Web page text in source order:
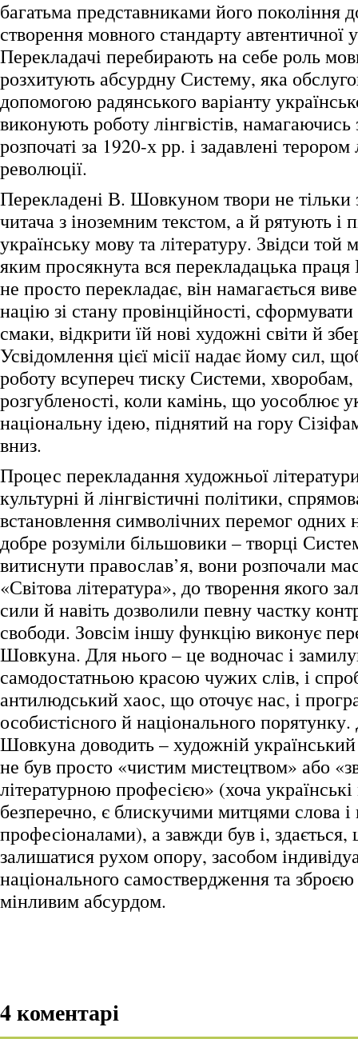
багатьма представниками його покоління
створення мовного стандарту автентичної
Перекладачі перебирають на себе роль
розхитують абсурдну Систему, яка
допомогою радянського варіанту
виконують роботу лінгвістів,
розпочаті за 1920-х рр. і задавлені
революції.
Перекладені В. Шовкуном твори не тільки
читача з іноземним текстом, а й рятують і
українську мову та літературу. Звідси той
яким просякнута вся перекладацька
не просто перекладає, він намагається
націю зі стану провінційності, сформувати
смаки, відкрити їй нові художні світи й
Усвідомлення цієї місії надає йому сил,
роботу всупереч тиску Системи, хворобам,
розгубленості, коли камінь, що уособлює
національну ідею, піднятий на гору
вниз.
Процес перекладання художньої
культурні й лінгвістичні політики,
встановлення символічних перемог
добре розуміли більшовики – творці
витиснути православ’я, вони розпочали
«Світова література», до творення якого
сили й навіть дозволили певну частку
свободи. Зовсім іншу функцію виконує
Шовкуна. Для нього – це водночас і
самодостатньою красою чужих слів, і
антилюдський хаос, що оточує нас, і
особистісного й національного
Шовкуна доводить – художній
не був просто «чистим мистецтвом» або
літературною професією» (хоча
безперечно, є блискучими митцями слова
професіоналами), а завжди був і, здається,
залишатися рухом опору, засобом
національного самоствердження та зброєю
мінливим абсурдом.
4 коментарі